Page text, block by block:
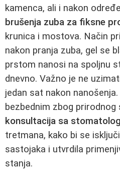
kamenca, ali i nakon
brušenja zuba za fiksne
krunica i mostova. Način
nakon pranja zuba, gel se
prstom nanosi na spoljnu
dnevno. Važno je ne
jedan sat nakon
bezbednim zbog prirodnog
konsultacija sa
tretmana, kako bi se
sastojaka i utvrdila
stanja.